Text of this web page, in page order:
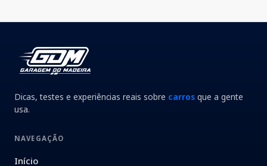
Dicas, testes e experiências reais sobre carros que a gente
usa.
NAVEGAÇÃO
Início